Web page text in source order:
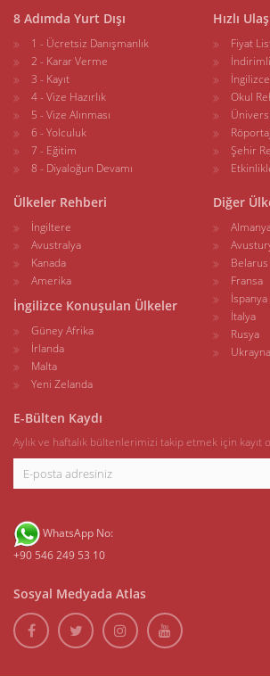
8 Adımda Yurt Dışı
1 - Ücretsiz Danışmanlık
2 - Karar Verme
3 - Kayıt
4 - Vize Hazırlık
5 - Vize Alınması
6 - Yolculuk
7 - Eğitim
8 - Diyaloğun Devamı
Hızlı
Fiyat
Okul
Şehir
Ülkeler Rehberi
İngiltere
Avustralya
Kanada
Amerika
İngilizce Konuşulan Ülkeler
Güney Afrika
İrlanda
Malta
Yeni Zelanda
Diğer
Belarus
Fransa
İspanya
İtalya
Rusya
Ukrayna
E-Bülten Kaydı
Aylık ve haftalık bültenlerimizi takip etmek için kayıt
WhatsApp No:
+90 546 249 53 10
Sosyal Medyada Atlas